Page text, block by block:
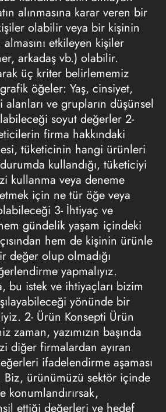
alınmasına karar veren bir
olabilir veya bir kişinin
etkileyen kişiler
arkadaş vb.) olabilir.
üç kriter belirlememiz
öğeler: Yaş, cinsiyet,
ve grupların düşünsel
soyut değerler 2-
firma hakkındaki
tüketicinin hangi ürünleri
kullandığı, tüketiciyi
kullanma veya deneme
için ne tür öğe veya
3- İhtiyaç ve
gündelik yaşam içindeki
hem de kişinin ürünle
değer olup olmadığı
yapmalıyız.
bu istek ve ihtiyaçları bizim
yönünde bir
2- Ürün Konsepti Ürün
zaman, yazımızın başında
diğer firmalardan ayıran
ifadelendirme aşaması
Biz, ürünümüzü sektör içinde
ettiği değerleri ve hedef